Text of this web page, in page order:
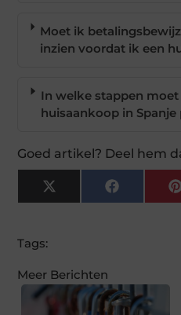
Moet ik
inzien voordat ik een
In welke stappen
huisaankoop in Spanje
Goed artikel? Deel hem
X
(Twitter)
Facebook
Tags:
Meer Berichten